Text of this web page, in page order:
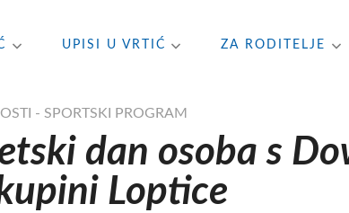
UPISI U VRTIĆ ZA RODITELJE
- SPORTSKI PROGRAM
dan osoba s
Loptice